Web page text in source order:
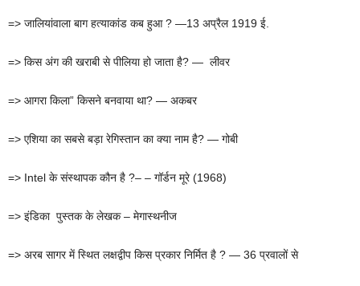
=> जालियांवाला बाग हत्याकांड कब हुआ ? —13 अप्रैल 1919 ई.
=> किस अंग की खराबी से पीलिया हो जाता है? — लीवर
=> आगरा किला” किसने बनवाया था? — अकबर
=> एशिया का सबसे बड़ा रेगिस्तान का क्या नाम है? — गोबी
=> Intel के संस्थापक कौन है ?– – गॉर्डन मूरे (1968)
=> इंडिका पुस्तक के लेखक – मेगास्थनीज
=> अरब सागर में स्थित लक्षद्वीप किस प्रकार निर्मित है ? — 36 प्रवालों से